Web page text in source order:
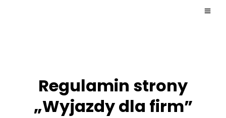
Regulamin strony
„Wyjazdy dla firm”